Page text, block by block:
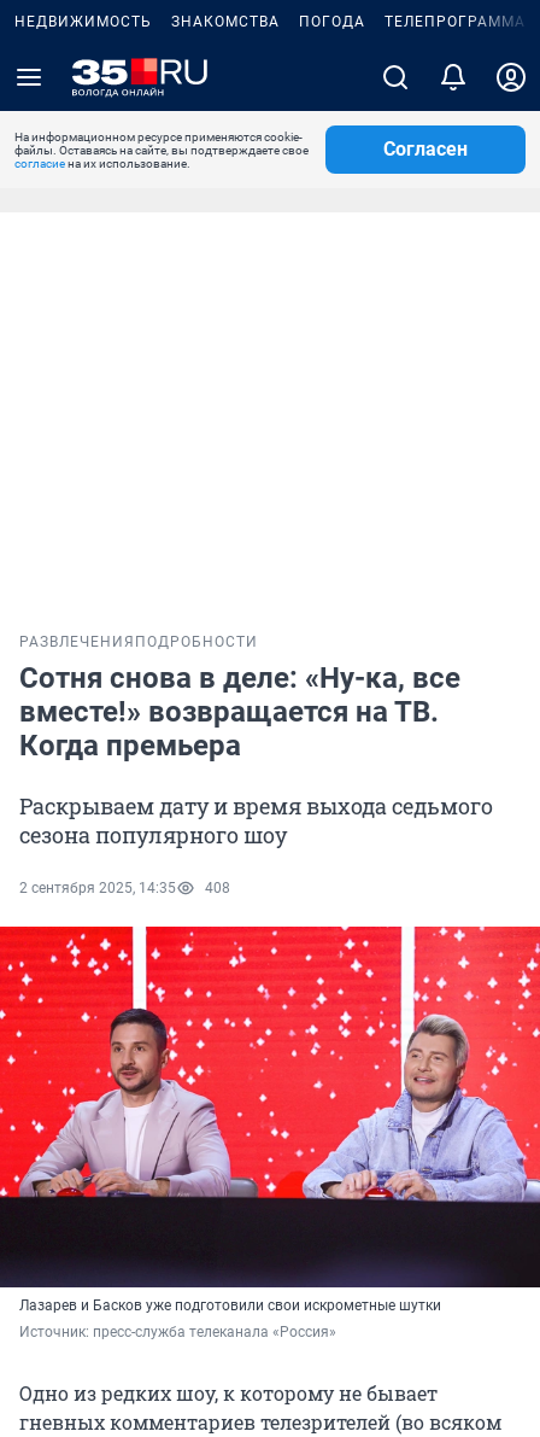
НЕДВИЖИМОСТЬ ЗНАКОМСТВА ПОГОДА ТЕЛЕПРОГРАММА
На информационном ресурсе применяются cookie-
файлы. Оставаясь на сайте, вы подтверждаете свое
согласиена их использование.
Согласен
РАЗВЛЕЧЕНИЯ ПОДРОБНОСТИ
Сотня снова в деле: «Ну-ка, все
вместе!» возвращается на ТВ.
Когда премьера
Раскрываем дату и время выхода седьмого
сезона популярного шоу
2 сентября 2025, 14:35 408
Лазарев и Басков уже подготовили свои искрометные шутки
Источник: пресс-служба телеканала «Россия»
Одно из редких шоу, к которому не бывает
гневных комментариев телезрителей (во всяком